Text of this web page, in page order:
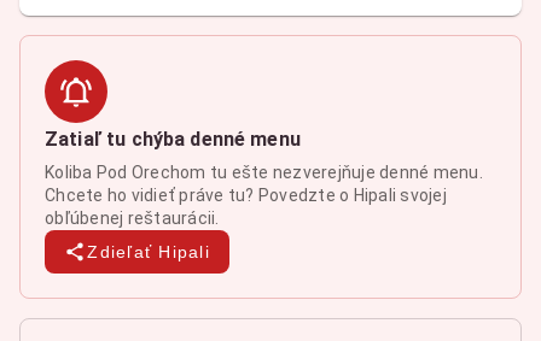
Zatiaľ tu chýba denné menu
Koliba Pod Orechom tu ešte nezverejňuje denné menu.
Chcete ho vidieť práve tu? Povedzte o Hipali svojej
obľúbenej reštaurácii.
Zdieľať Hipali